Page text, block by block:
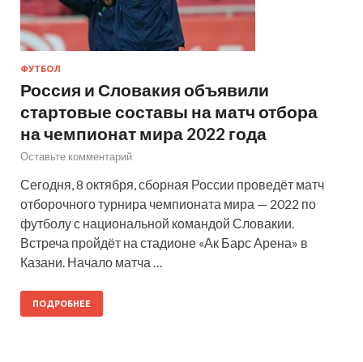
ФУТБОЛ
Россия и Словакия объявили
стартовые составы на матч отбора
на чемпионат мира 2022 года
Оставьте комментарий
Сегодня, 8 октября, сборная России проведёт матч
отборочного турнира чемпионата мира — 2022 по
футболу с национальной командой Словакии.
Встреча пройдёт на стадионе «Ак Барс Арена» в
Казани. Начало матча …
ПОДРОБНЕЕ